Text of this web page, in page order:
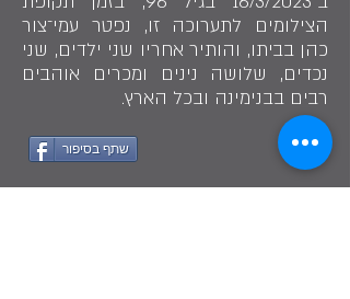
הצילומים לתערוכה זו, נפטר עמי־צור
כהן בביתו, והותיר אחריו שני ילדים, שני
נכדים, שלושה נינים ומכרים אוהבים
רבים בבנימינה ובכל הארץ.
שתף בסיפור